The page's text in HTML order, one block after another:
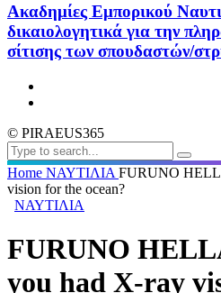
Ακαδημίες Εμπορικού
δικαιολογητικά για την
σίτισης των σπουδαστών/
© PIRAEUS365
Home ΝΑΥΤΙΛΙΑ FURUNO
vision for the ocean?
ΝΑΥΤΙΛΙΑ
FURUNO
you had X-ray